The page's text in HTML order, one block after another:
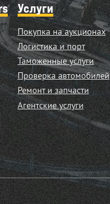
Услуги
Покупка на аукционах
Логистика и порт
Таможенные услуги
Проверка автомобилей
Ремонт и запчасти
Агентские услуги